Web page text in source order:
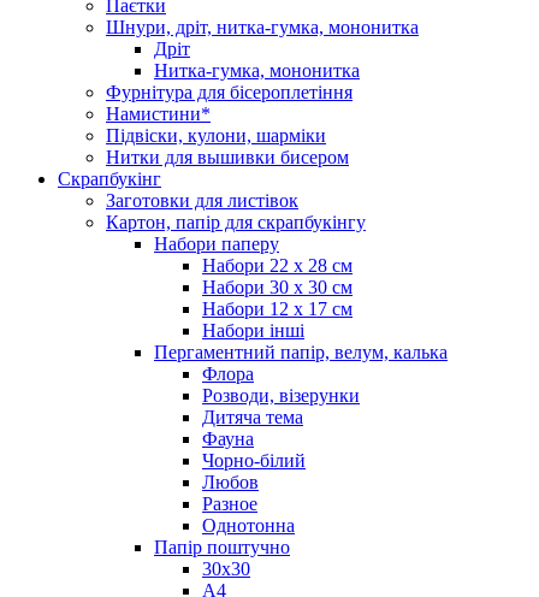
Паєтки
Шнури, дріт, нитка-гумка, мононитка
Дріт
Нитка-гумка, мононитка
Фурнітура для бісероплетіння
Намистини*
Підвіски, кулони, шарміки
Нитки для вышивки бисером
Скрапбукінг
Заготовки для листівок
Картон, папір для скрапбукінгу
Набори паперу
Набори 22 х 28 см
Набори 30 х 30 см
Набори 12 х 17 см
Набори інші
Пергаментний папір, велум, калька
Флора
Розводи, візерунки
Дитяча тема
Фауна
Чорно-білий
Любов
Разное
Однотонна
Папір поштучно
30х30
А4